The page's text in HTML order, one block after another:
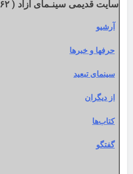
سایت قدیمی سینـمای آزاد ( ۶۲شماره قدیمی)
آرشیو
حرفها و خبرها
سینمای تبعید
از دیگران
کتاب‌ها
گفتگو